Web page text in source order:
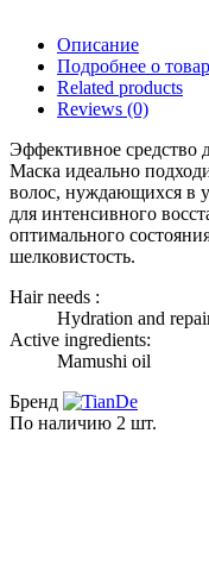
Описание
Подробнее о
Related products
Reviews (0)
Эффективное средство
Маска идеально
волос, нуждающихся в
для интенсивного
оптимального
шелковистость.
Hair needs :
Hydration and
Active ingredients:
Mamushi oil
Бренд
По наличию 2 шт.